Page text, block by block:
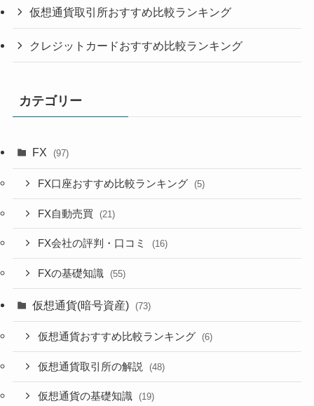
仮想通貨取引所おすすめ比較ランキング
クレジットカードおすすめ比較ランキング
カテゴリー
FX (97)
FX口座おすすめ比較ランキング (5)
FX自動売買 (21)
FX会社の評判・口コミ (16)
FXの基礎知識 (55)
仮想通貨(暗号資産) (73)
仮想通貨おすすめ比較ランキング (6)
仮想通貨取引所の解説 (48)
仮想通貨の基礎知識 (19)